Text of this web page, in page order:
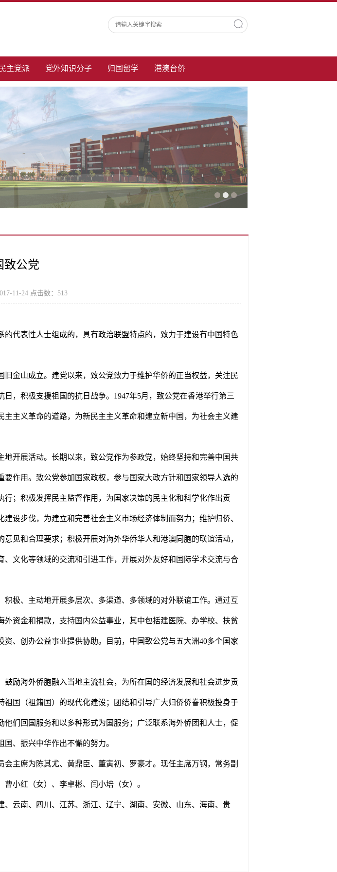
民主党派 党外知识分子 归国留学 港澳台侨
致公党
11-24 点击数： 513
代表性人士组成的，具有政治联盟特点的，致力于建设有中国特色
金山成立。建党以来，致公党致力于维护华侨的正当权益，关注民
，积极支援祖国的抗日战争。1947年5月，致公党在香港举行第三
主义革命的道路，为新民主主义革命和建立新中国，为社会主义建
开展活动。长期以来，致公党作为参政党，始终坚持和完善中国共
作用。致公党参加国家政权，参与国家大政方针和国家领导人选的
；积极发挥民主监督作用，为国家决策的民主化和科学化作出贡
设步伐，为建立和完善社会主义市场经济体制而努力；维护归侨、
见和合理要求；积极开展对海外华侨华人和港澳同胞的联谊活动，
文化等领域的交流和引进工作，开展对外友好和国际学术交流与合
极、主动地开展多层次、多渠道、多领域的对外联谊工作。通过互
资金和捐款，支持国内公益事业，其中包括建医院、办学校、扶贫
、创办公益事业提供协助。目前，中国致公党与五大洲40多个国家
励海外侨胞融入当地主流社会，为所在国的经济发展和社会进步贡
国（祖籍国）的现代化建设；团结和引导广大归侨侨眷积极投身于
们回国服务和以多种形式为国服务；广泛联系海外侨团和人士，促
、振兴中华作出不懈的努力。
主席为陈其尤、黄鼎臣、董寅初、罗豪才。现任主席万钢，常务副
小红（女）、李卓彬、闫小培（女）。
云南、四川、江苏、浙江、辽宁、湖南、安徽、山东、海南、贵